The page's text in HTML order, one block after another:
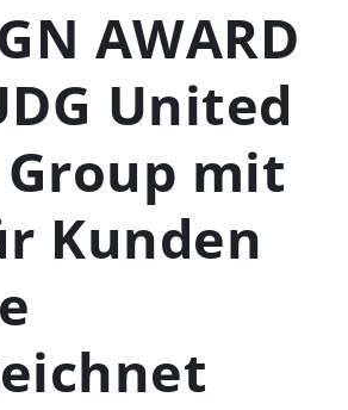
AWARD
United
mit
Kunden